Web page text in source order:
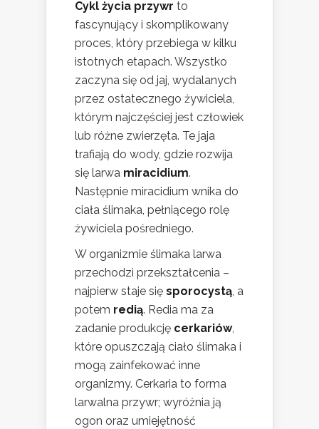
Cykl życia przywr to
fascynujący i skomplikowany
proces, który przebiega w kilku
istotnych etapach. Wszystko
zaczyna się od jaj, wydalanych
przez ostatecznego żywiciela,
którym najczęściej jest człowiek
lub różne zwierzęta. Te jaja
trafiają do wody, gdzie rozwija
się larwa miracidium.
Następnie miracidium wnika do
ciała ślimaka, pełniącego rolę
żywiciela pośredniego.
W organizmie ślimaka larwa
przechodzi przekształcenia –
najpierw staje się sporocystą , a
potem redią. Redia ma za
zadanie produkcję cerkariów,
które opuszczają ciało ślimaka i
mogą zainfekować inne
organizmy. Cerkaria to forma
larwalna przywr; wyróżnia ją
ogon oraz umiejętność